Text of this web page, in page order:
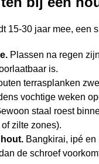
15-30 jaar mee, een
Plassen na regen
is.
terrasplanken
vochtige weken
staal roest
zilte zones).
Bangkirai, ipé en
de schroef